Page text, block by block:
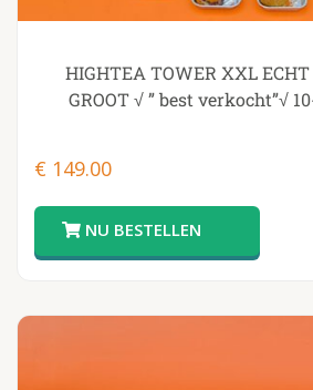
HIGHTEA TOWER XXL
GROOT √ ” best verkocht”√
€ 149.00